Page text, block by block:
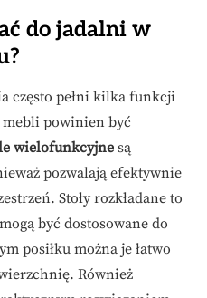
do jadalni w
często pełni kilka funkcji
powinien być
wielofunkcyjnesą
pozwalają efektywnie
Stoły rozkładane to
być dostosowane do
posiłku można je łatwo
Również